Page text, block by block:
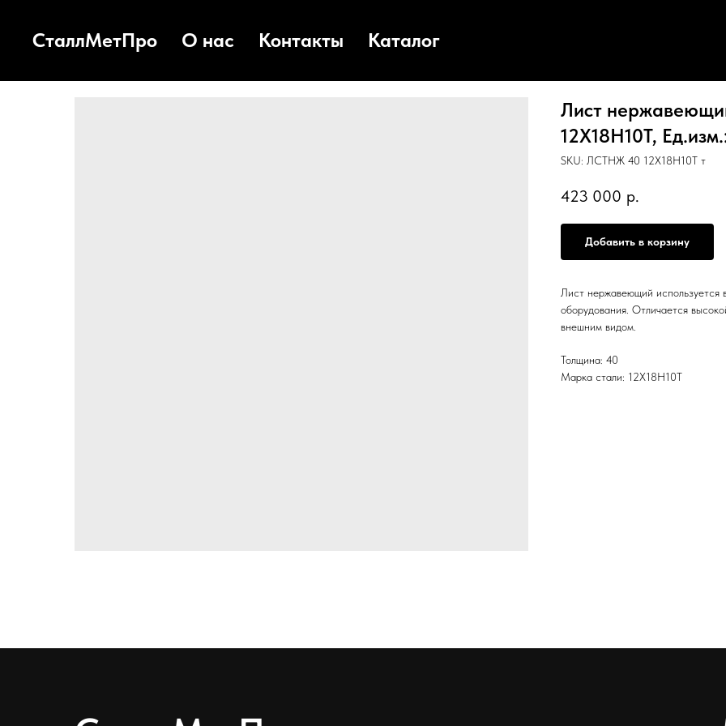
СталлМетПро О нас Контакты Каталог
Лист
12Х18Н10Т,
SKU: ЛСТНЖ 40 12Х18Н10Т т
423 000 р.
Добавить в корзину
Лист нержавеющий используется
оборудования. Отличается
внешним видом.
Толщина: 40
Марка стали: 12Х18Н10Т